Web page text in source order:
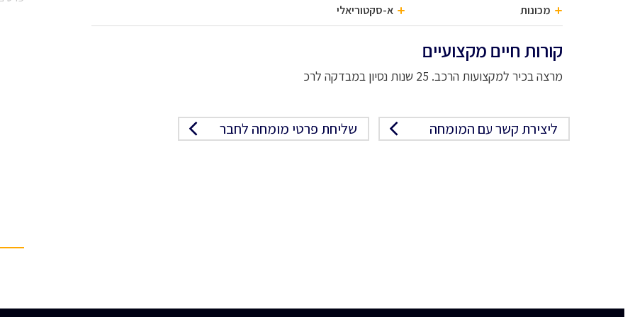
מכונות א-סקטוריאלי
קורות חיים מקצועיים
מרצה בכיר למקצועות הרכב. 25 שנות נסיון במבדקה לרכ
ליצירת קשר עם המומחה שליחת פרטי מומחה לחבר